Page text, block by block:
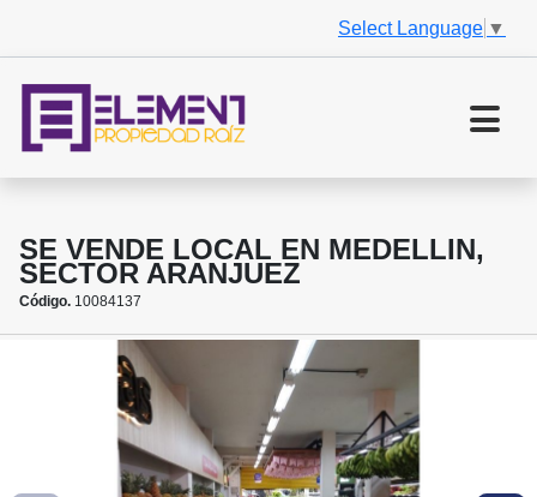
Select Language ▼
SE VENDE LOCAL EN MEDELLIN,
SECTOR ARANJUEZ
Código. 10084137